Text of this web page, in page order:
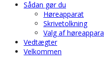
Sådan gør du
Høreapparat
Skrivetolkning
Valg af
Vedtægter
Velkommen